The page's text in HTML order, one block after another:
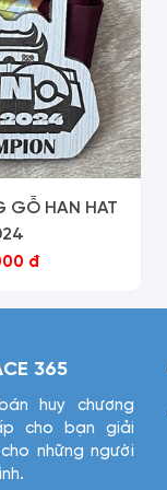
GỖ HAN HAT
đ
365
huy chương
cho bạn giải
những người